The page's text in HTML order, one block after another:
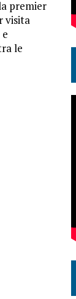
premier
visita
le